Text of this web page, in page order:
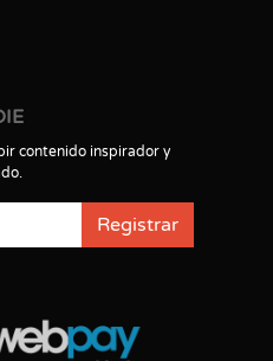
contenido inspirador y
Registrar